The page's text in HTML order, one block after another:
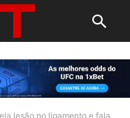
lesão no ligamento e fala